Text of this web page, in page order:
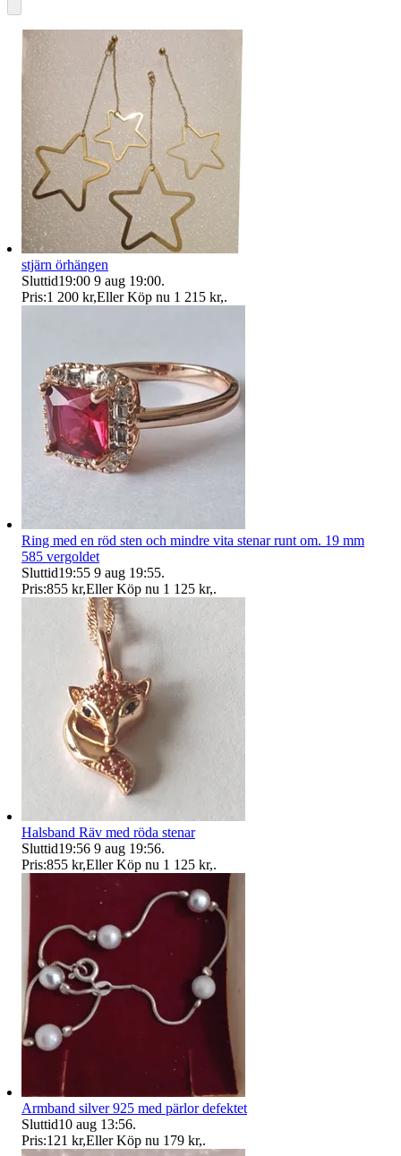
stjärn örhängen
Sluttid19:00 9 aug 19:00.
Pris:1 200 kr,Eller Köp nu 1 215 kr,.
Ring med en röd sten och mindre vita stenar runt om. 19 mm
585 vergoldet
Sluttid19:55 9 aug 19:55.
Pris:855 kr,Eller Köp nu 1 125 kr,.
Halsband Räv med röda stenar
Sluttid19:56 9 aug 19:56.
Pris:855 kr,Eller Köp nu 1 125 kr,.
Armband silver 925 med pärlor defektet
Sluttid10 aug 13:56.
Pris:121 kr,Eller Köp nu 179 kr,.